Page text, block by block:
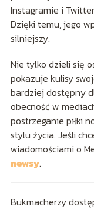
Instagramie i
Dzięki temu, jego
silniejszy.
Nie tylko dzieli się
pokazuje kulisy
bardziej dostępny
obecność w
postrzeganie piłki
stylu życia. Jeśli
wiadomościami o
newsy.
Bukmacherzy